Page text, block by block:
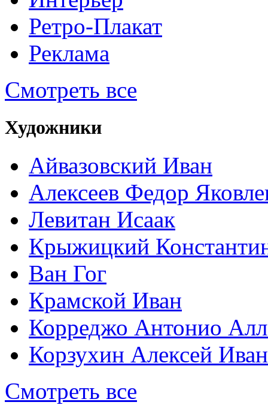
Ретро-Плакат
Реклама
Смотреть все
Художники
Айвазовский Иван
Алексеев Федор
Левитан Исаак
Крыжицкий
Ван Гог
Крамской Иван
Корреджо Антонио
Корзухин Алексей
Смотреть все